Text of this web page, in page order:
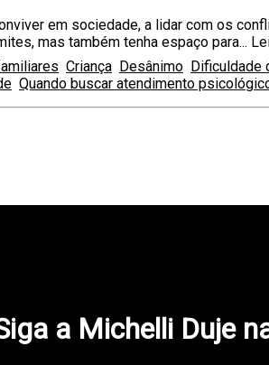
em sociedade, a lidar com os
mas também tenha espaço para...
Criança Desânimo Dificuldade
Quando buscar atendimento
a Michelli Duje